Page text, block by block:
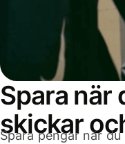
Spara när
skickar
Spara pengar när